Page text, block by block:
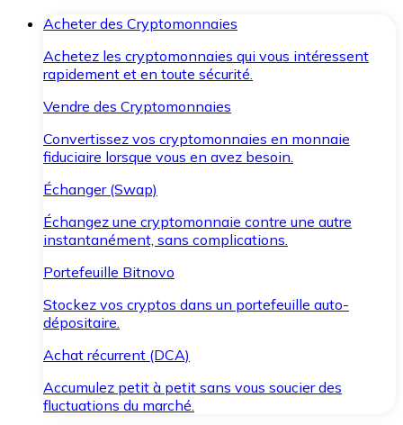
Acheter des Cryptomonnaies
Achetez les cryptomonnaies qui vous intéressent
rapidement et en toute sécurité.
Vendre des Cryptomonnaies
Convertissez vos cryptomonnaies en monnaie
fiduciaire lorsque vous en avez besoin.
Échanger (Swap)
Échangez une cryptomonnaie contre une autre
instantanément, sans complications.
Portefeuille Bitnovo
Stockez vos cryptos dans un portefeuille auto-
dépositaire.
Achat récurrent (DCA)
Accumulez petit à petit sans vous soucier des
fluctuations du marché.